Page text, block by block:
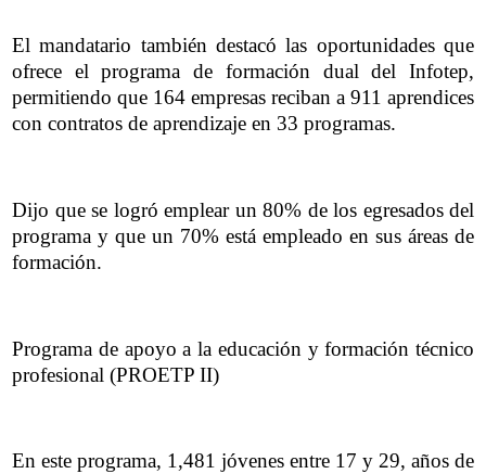
El mandatario también destacó las oportunidades que
ofrece el programa de formación dual del Infotep,
permitiendo que 164 empresas reciban a 911 aprendices
con contratos de aprendizaje en 33 programas.
Dijo que se logró emplear un 80% de los egresados del
programa y que un 70% está empleado en sus áreas de
formación.
Programa de apoyo a la educación y formación técnico
profesional (PROETP II)
En este programa, 1,481 jóvenes entre 17 y 29, años de